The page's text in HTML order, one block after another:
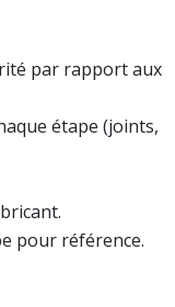
par rapport aux
étape (joints,
pour référence.